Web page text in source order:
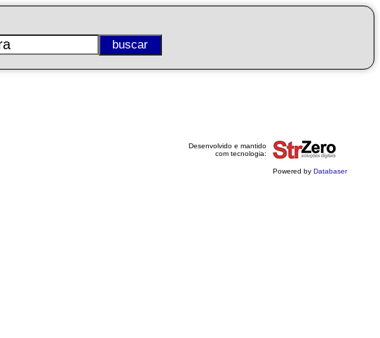
Desenvolvido e mantido
com tecnologia:
Powered by Databaser